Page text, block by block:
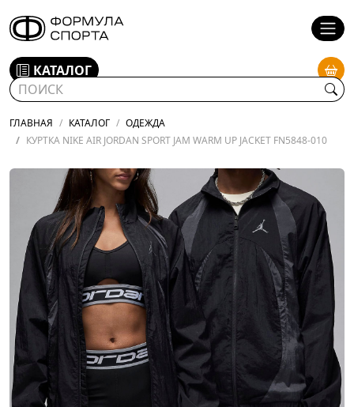
КАТАЛОГ
ГЛАВНАЯ КАТАЛОГ
ОДЕЖДА
КУРТКА NIKE AIR JORDAN SPORT JAM WARM UP JACKET FN5848-010